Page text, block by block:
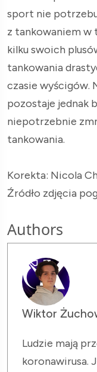
sport nie
z tankowaniem w
kilku swoich
tankowania
czasie wyścigów.
pozostaje jednak
niepotrzebnie
tankowania.
Korekta: Nicola
Źródło zdjęcia
Authors
Wiktor
Ludzie mają
koronawirusa.